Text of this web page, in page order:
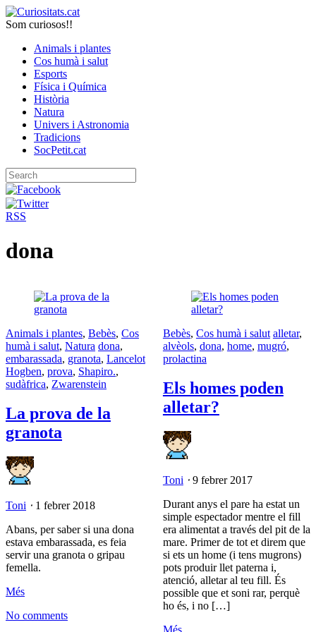
Som curiosos!!
Animals i plantes
Cos humà i salut
Esports
Física i Química
Història
Natura
Univers i Astronomia
Tradicions
SocPetit.cat
RSS
dona
Animals i plantes, Bebès, Cos
humà i salut, Natura dona,
embarassada, granota, Lancelot
Hogben, prova, Shapiro.,
sudàfrica, Zwarenstein
La prova de la
granota
Toni ⋅ 1 febrer 2018
Abans, per saber si una dona
estava embarassada, es feia
servir una granota o gripau
femella.
Més
No comments
Bebès, Cos humà i salut alletar,
alvèols, dona, home, mugró,
prolactina
Els homes poden
alletar?
Toni ⋅ 9 febrer 2017
Durant anys el pare ha estat un
simple espectador mentre el fill
era alimentat a través del pit de la
mare. Primer de tot et direm que
si ets un home (i tens mugrons)
pots produir llet paterna i,
atenció, alletar al teu fill. És
possible que et soni rar, perquè
ho és, i no […]